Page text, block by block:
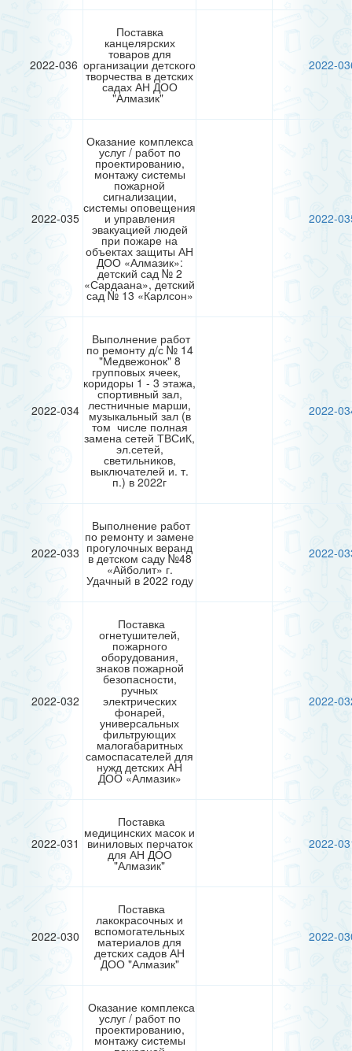
2022-036
Поставка
канцелярских
товаров для
организации детского
творчества в детских
садах АН ДОО
"Алмазик"
2022-
2022-035
Оказание комплекса
услуг / работ по
проектированию,
монтажу системы
пожарной
сигнализации,
системы оповещения
и управления
эвакуацией людей
при пожаре на
объектах защиты АН
ДОО «Алмазик»:
детский сад № 2
«Сардаана», детский
сад № 13 «Карлсон»
2022-
2022-034
Выполнение работ
по ремонту д/с № 14
"Медвежонок" 8
групповых ячеек,
коридоры 1 - 3 этажа,
спортивный зал,
лестничные марши,
музыкальный зал (в
том числе полная
замена сетей ТВСиК,
эл.сетей,
светильников,
выключателей и. т.
п.) в 2022г
2022-
2022-033
Выполнение работ
по ремонту и замене
прогулочных веранд
в детском саду №48
«Айболит» г.
Удачный в 2022 году
2022-
2022-032
Поставка
огнетушителей,
пожарного
оборудования,
знаков пожарной
безопасности,
ручных
электрических
фонарей,
универсальных
фильтрующих
малогабаритных
самоспасателей для
нужд детских АН
ДОО «Алмазик»
2022-
2022-031
Поставка
медицинских масок и
виниловых перчаток
для АН ДОО
"Алмазик"
2022-
2022-030
Поставка
лакокрасочных и
вспомогательных
материалов для
детских садов АН
ДОО "Алмазик"
2022-
Оказание комплекса
услуг / работ по
проектированию,
монтажу системы